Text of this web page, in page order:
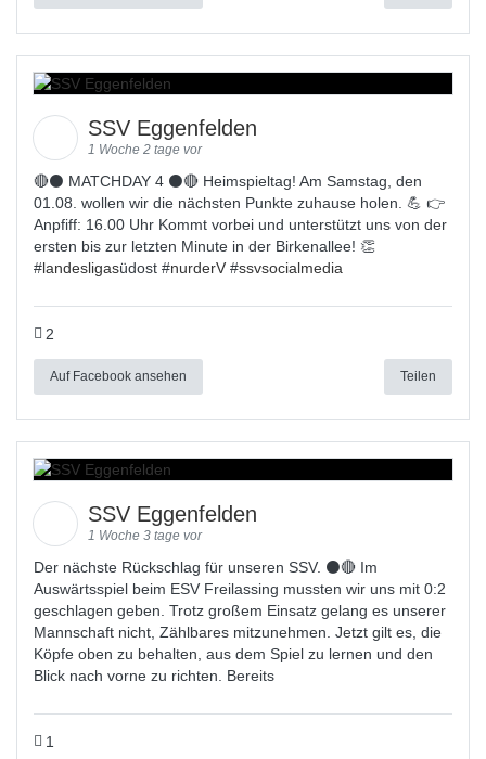
SSV Eggenfelden
1 Woche 2 tage vor
🔴⚫ MATCHDAY 4 ⚫🔴 Heimspieltag! Am Samstag, den
01.08. wollen wir die nächsten Punkte zuhause holen. 💪 👉
Anpfiff: 16.00 Uhr Kommt vorbei und unterstützt uns von der
ersten bis zur letzten Minute in der Birkenallee! 👏
#landesligasüdost #nurderV #ssvsocialmedia
2
Auf Facebook ansehen Teilen
SSV Eggenfelden
1 Woche 3 tage vor
Der nächste Rückschlag für unseren SSV. ⚫🔴 Im
Auswärtsspiel beim ESV Freilassing mussten wir uns mit 0:2
geschlagen geben. Trotz großem Einsatz gelang es unserer
Mannschaft nicht, Zählbares mitzunehmen. Jetzt gilt es, die
Köpfe oben zu behalten, aus dem Spiel zu lernen und den
Blick nach vorne zu richten. Bereits
1